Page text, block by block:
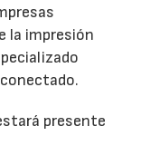
la impresión
presente